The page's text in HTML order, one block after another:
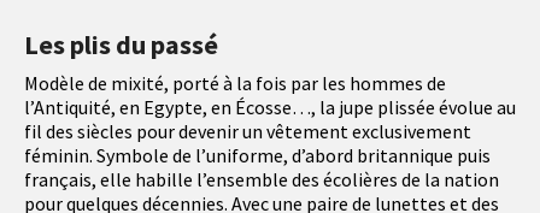
Les plis du passé
Modèle de mixité, porté à la fois par les hommes de
l’Antiquité, en Egypte, en Écosse…, la jupe plissée évolue au
fil des siècles pour devenir un vêtement exclusivement
féminin. Symbole de l’uniforme, d’abord britannique puis
français, elle habille l’ensemble des écolières de la nation
pour quelques décennies. Avec une paire de lunettes et des